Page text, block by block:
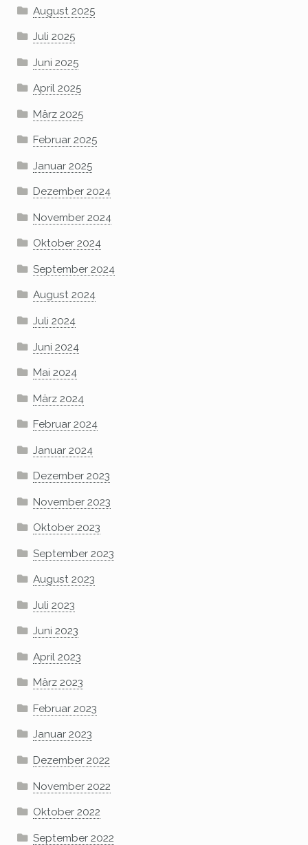
August 2025
Juli 2025
Juni 2025
April 2025
März 2025
Februar 2025
Januar 2025
Dezember 2024
November 2024
Oktober 2024
September 2024
August 2024
Juli 2024
Juni 2024
Mai 2024
März 2024
Februar 2024
Januar 2024
Dezember 2023
November 2023
Oktober 2023
September 2023
August 2023
Juli 2023
Juni 2023
April 2023
März 2023
Februar 2023
Januar 2023
Dezember 2022
November 2022
Oktober 2022
September 2022